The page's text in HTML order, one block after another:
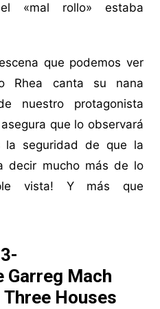
«mal rollo» estaba
que podemos ver
Rhea canta su nana
nuestro protagonista
que lo observará
la seguridad de que la
decir mucho más de lo
vista! Y más que
Garreg Mach
Houses